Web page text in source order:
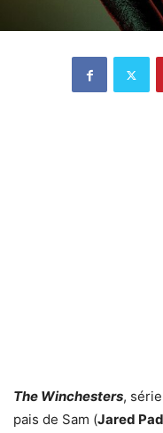
The Winchesters,
pais de Sam (Jared